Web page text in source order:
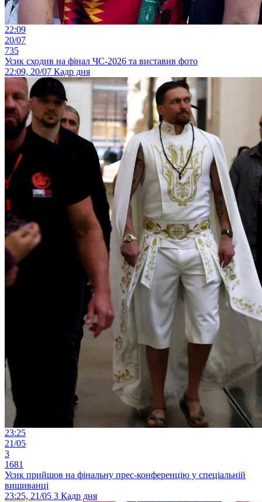
22:09
20/07
735
Усик сходив на фінал ЧС-2026 та виставив фото
22:09, 20/07 Кадр дня
23:25
21/05
3
1681
Усик прийшов на фінальну прес-конференцію у спеціальній
вишиванці
23:25, 21/05 3 Кадр дня